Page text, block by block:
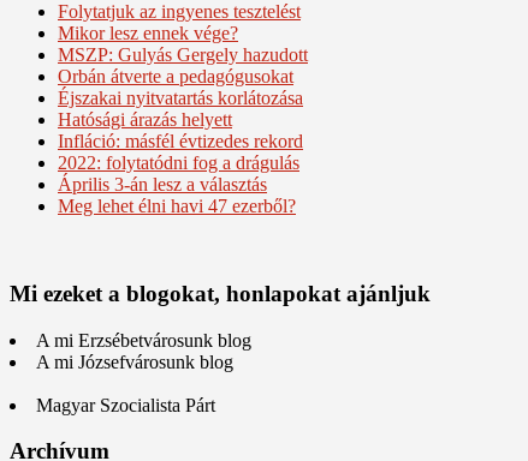
Folytatjuk az ingyenes tesztelést
Mikor lesz ennek vége?
MSZP: Gulyás Gergely hazudott
Orbán átverte a pedagógusokat
Éjszakai nyitvatartás korlátozása
Hatósági árazás helyett
Infláció: másfél évtizedes rekord
2022: folytatódni fog a drágulás
Április 3-án lesz a választás
Meg lehet élni havi 47 ezerből?
Mi ezeket a blogokat, honlapokat ajánljuk
A mi Erzsébetvárosunk blog
A mi Józsefvárosunk blog
Magyar Szocialista Párt
Archívum